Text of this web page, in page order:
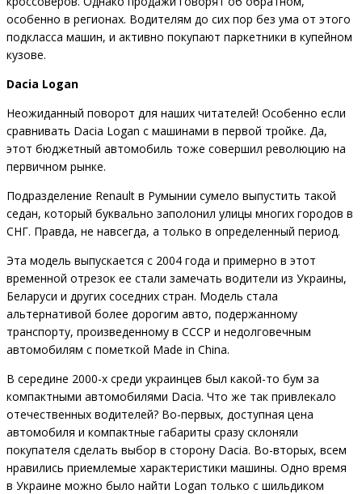
особенно в регионах. Водителям до сих пор без ума от этого
подкласса машин, и активно покупают паркетники в купейном
кузове.
Dacia Logan
Неожиданный поворот для наших читателей! Особенно если
сравнивать Dacia Logan с машинами в первой тройке. Да,
этот бюджетный автомобиль тоже совершил революцию на
первичном рынке.
Подразделение Renault в Румынии сумело выпустить такой
седан, который буквально заполонил улицы многих городов в
СНГ. Правда, не навсегда, а только в определенный период.
Эта модель выпускается с 2004 года и примерно в этот
временной отрезок ее стали замечать водители из Украины,
Беларуси и других соседних стран. Модель стала
альтернативой более дорогим авто, подержанному
транспорту, произведенному в СССР и недолговечным
автомобилям с пометкой Made in China.
В середине 2000-х среди украинцев был какой-то бум за
компактными автомобилями Dacia. Что же так привлекало
отечественных водителей? Во-первых, доступная цена
автомобиля и компактные габариты сразу склоняли
покупателя сделать выбор в сторону Dacia. Во-вторых, всем
нравились приемлемые характеристики машины. Одно время
в Украине можно было найти Logan только с шильдиком